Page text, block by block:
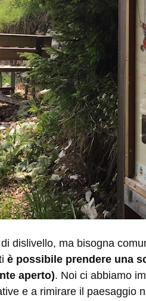
dislivello, ma bisogna
è possibile prendere una
aperto). Noi ci abbiamo
e a rimirare il paesaggio